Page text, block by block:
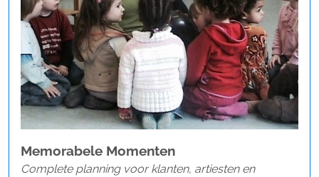
Memorabele Momenten
Complete planning voor klanten, artiesten en